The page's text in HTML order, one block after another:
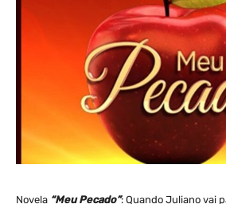
Novela “Meu Pecado”: Quando Juliano vai